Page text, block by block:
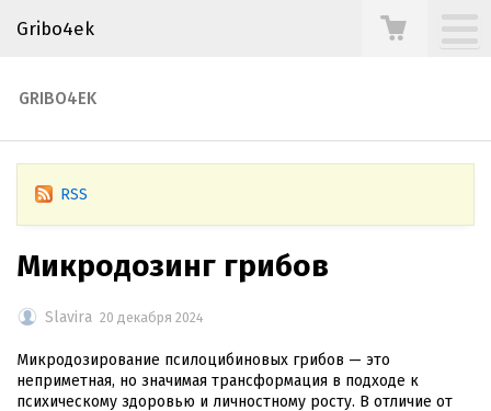
Gribo4ek
GRIBO4EK
RSS
Микродозинг грибов
Slavira 20 декабря 2024
Микродозирование псилоцибиновых грибов — это
неприметная, но значимая трансформация в подходе к
психическому здоровью и личностному росту. В отличие от